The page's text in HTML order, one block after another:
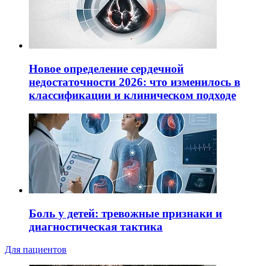
Новое определение сердечной
недостаточности 2026: что изменилось в
классификации и клиническом подходе
Боль у детей: тревожные признаки и
диагностическая тактика
Для пациентов